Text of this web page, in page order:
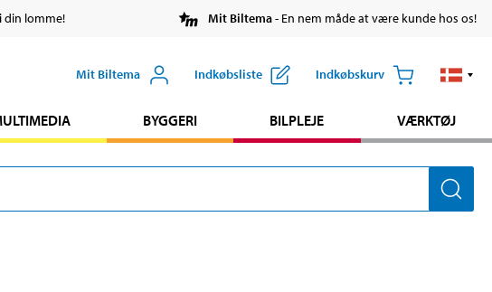
din lomme! Mit Biltema- En nem måde at være kunde hos os!
Mit Biltema Indkøbsliste Indkøbskurv
BYGGERI BILPLEJE VÆRKTØJ